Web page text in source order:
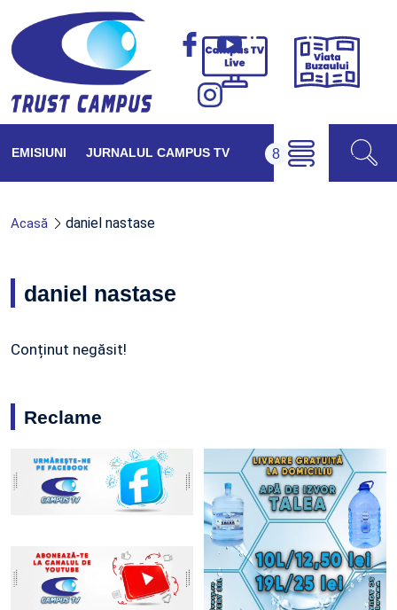
Campus
Viața
EMISIUNI JURNALUL CAMPUS TV
Acasă daniel nastase
daniel nastase
Conținut negăsit!
Reclame